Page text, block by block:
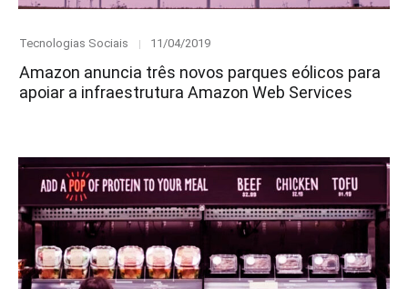
Category
Tecnologias Sociais
Posted
11/04/2019
Amazon anuncia três novos parques eólicos para
apoiar a infraestrutura Amazon Web Services